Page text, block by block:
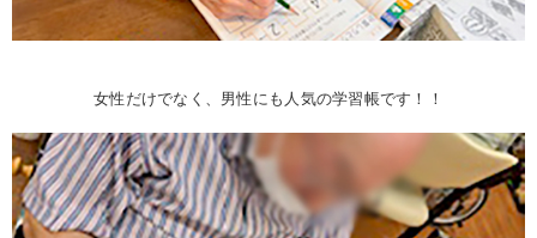
女性だけでなく、男性にも人気の学習帳です！！